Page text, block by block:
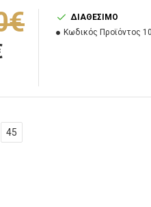
ΔΙΑΘΈΣΙΜΟ
Κωδικός Προϊόντος
45